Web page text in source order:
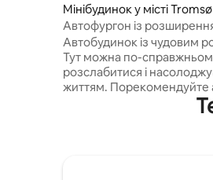
Мінібудинок у місті Tromsø
Автофургон із
захоплюючими
Автобудинок із чудовим
Тут можна по-
розслабитися і
життям. Порекомендуйте автомобіль,
оскільки він
45 хвилинах їзди від